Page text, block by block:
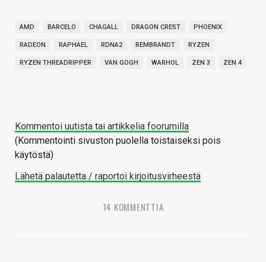
AMD BARCELO CHAGALL DRAGON CREST PHOENIX
RADEON RAPHAEL RDNA2 REMBRANDT RYZEN
RYZEN THREADRIPPER VAN GOGH WARHOL ZEN 3 ZEN 4
Kommentoi uutista tai artikkelia foorumilla
(Kommentointi sivuston puolella toistaiseksi pois
käytöstä)
Lähetä palautetta / raportoi kirjoitusvirheestä
14 KOMMENTTIA